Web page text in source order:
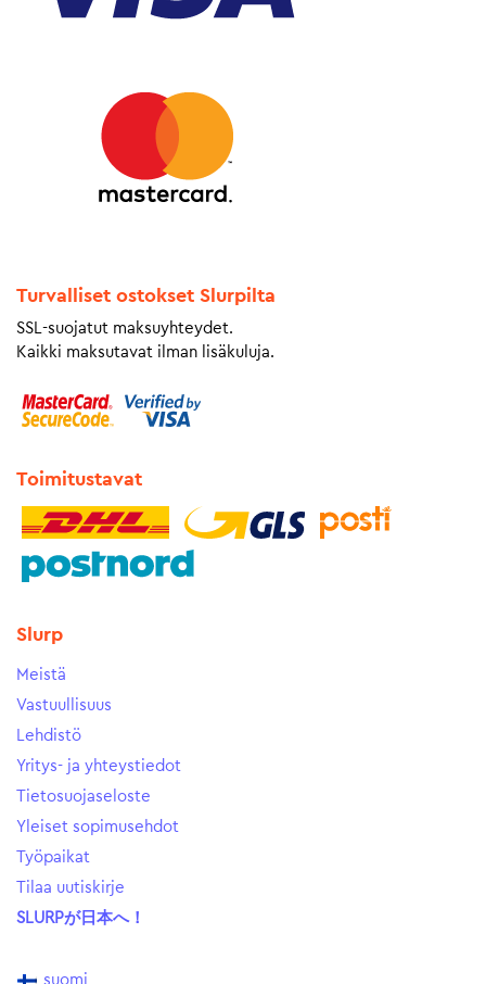
Turvalliset ostokset Slurpilta
SSL-suojatut maksuyhteydet.
Kaikki maksutavat ilman lisäkuluja.
Toimitustavat
Slurp
Meistä
Vastuullisuus
Lehdistö
Yritys- ja yhteystiedot
Tietosuojaseloste
Yleiset sopimusehdot
Työpaikat
Tilaa uutiskirje
SLURPが日本へ！
suomi